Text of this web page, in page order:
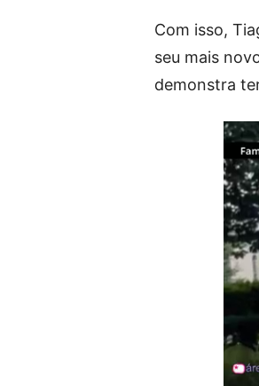
Com isso,
seu mais
demonstra